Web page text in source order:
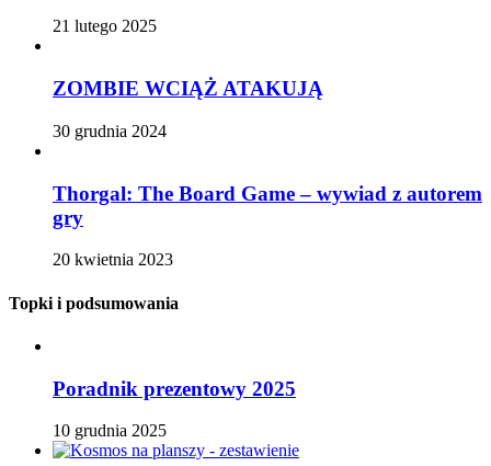
21 lutego 2025
ZOMBIE WCIĄŻ ATAKUJĄ
30 grudnia 2024
Thorgal: The Board Game – wywiad z autorem
gry
20 kwietnia 2023
Topki i podsumowania
Poradnik prezentowy 2025
10 grudnia 2025